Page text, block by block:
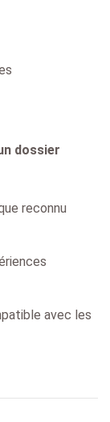
dossier
reconnu
avec les